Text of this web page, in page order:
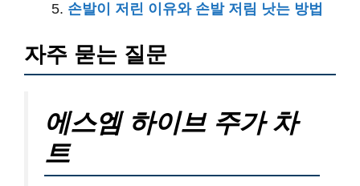
손발이 저린 이유와 손발 저림 낫는 방법
자주 묻는 질문
에스엠 하이브 주가 차
트